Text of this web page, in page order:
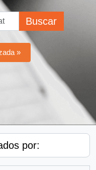
Buscar
»
por: